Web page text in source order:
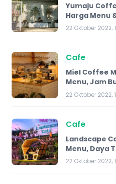
Yumaju
Harga Menu
22 Oktober 2022,
Cafe
Miel Coffee
Menu, Jam
22 Oktober 2022,
Cafe
Landscape
Menu, Daya
22 Oktober 2022,